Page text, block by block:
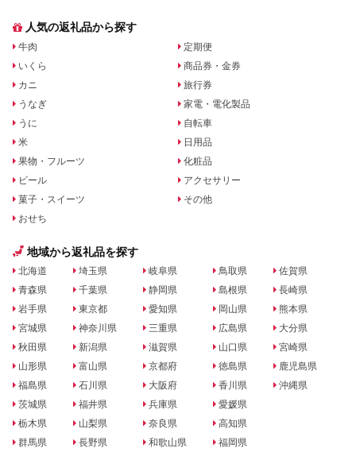
人気の返礼品から探す
牛肉
いくら
カニ
うなぎ
うに
米
果物・フルーツ
ビール
菓子・スイーツ
おせち
定期便
商品券・金券
旅行券
家電・電化製品
自転車
日用品
化粧品
アクセサリー
その他
地域から返礼品を探す
北海道
青森県
岩手県
宮城県
秋田県
山形県
福島県
茨城県
栃木県
群馬県
埼玉県
千葉県
東京都
神奈川県
新潟県
富山県
石川県
福井県
山梨県
長野県
岐阜県
静岡県
愛知県
三重県
滋賀県
京都府
大阪府
兵庫県
奈良県
和歌山県
鳥取県
島根県
岡山県
広島県
山口県
徳島県
香川県
愛媛県
高知県
福岡県
佐賀県
長崎県
熊本県
大分県
宮崎県
鹿児島県
沖縄県